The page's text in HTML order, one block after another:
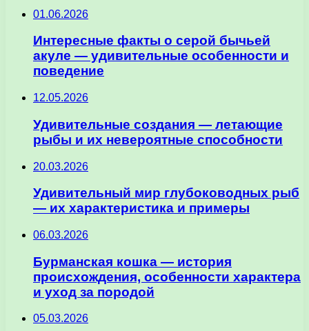
01.06.2026
Интересные факты о серой бычьей
акуле — удивительные особенности и
поведение
12.05.2026
Удивительные создания — летающие
рыбы и их невероятные способности
20.03.2026
Удивительный мир глубоководных рыб
— их характеристика и примеры
06.03.2026
Бурманская кошка — история
происхождения, особенности характера
и уход за породой
05.03.2026